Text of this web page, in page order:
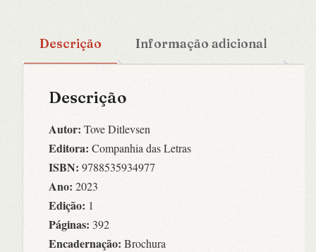
Descrição Informação adicional
Descrição
Autor: Tove Ditlevsen
Editora: Companhia das Letras
ISBN: 9788535934977
Ano: 2023
Edição: 1
Páginas: 392
Encadernação: Brochura